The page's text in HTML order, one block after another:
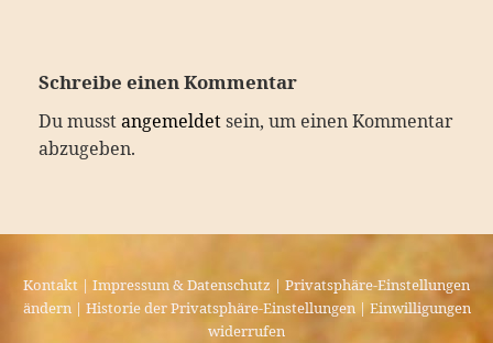
Schreibe einen Kommentar
Du musstangemeldetsein, um einen Kommentar
abzugeben.
Kontakt | Impressum & Datenschutz | Privatsphäre-Einstellungen
ändern| Historie der Privatsphäre-Einstellungen| Einwilligungen
widerrufen